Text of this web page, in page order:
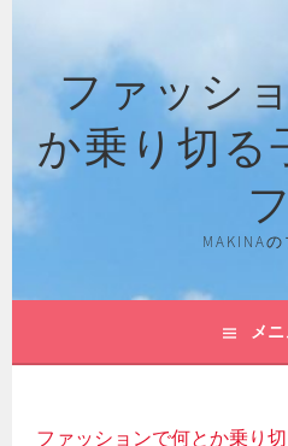
ファッシ
か乗り切る
フ
MAKINA
メ
ファッションで何とか乗り